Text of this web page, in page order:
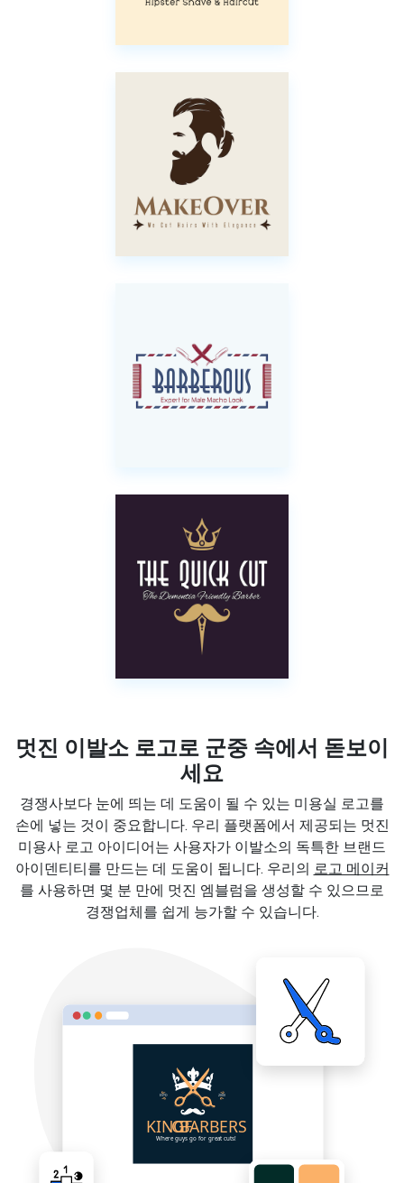
멋진 이발소 로고로 군중 속에서 돋보이
세요
경쟁사보다 눈에 띄는 데 도움이 될 수 있는 미용실 로고를
손에 넣는 것이 중요합니다. 우리 플랫폼에서 제공되는 멋진
미용사 로고 아이디어는 사용자가 이발소의 독특한 브랜드
아이덴티티를 만드는 데 도움이 됩니다. 우리의 로고 메이커
를 사용하면 몇 분 만에 멋진 엠블럼을 생성할 수 있으므로
경쟁업체를 쉽게 능가할 수 있습니다.